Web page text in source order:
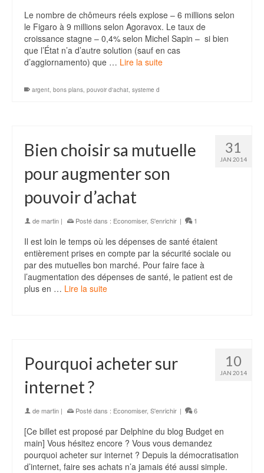
Le nombre de chômeurs réels explose – 6 millions selon
le Figaro à 9 millions selon Agoravox. Le taux de
croissance stagne – 0,4% selon Michel Sapin – si bien
que l’État n’a d’autre solution (sauf en cas
d’aggiornamento) que … Lire la suite
argent, bons plans, pouvoir d'achat, systeme d
31
JAN 2014
Bien choisir sa mutuelle
pour augmenter son
pouvoir d’achat
demartin | Posté dans : Economiser, S'enrichir | 1
Il est loin le temps où les dépenses de santé étaient
entièrement prises en compte par la sécurité sociale ou
par des mutuelles bon marché. Pour faire face à
l’augmentation des dépenses de santé, le patient est de
plus en … Lire la suite
10
JAN 2014
Pourquoi acheter sur
internet ?
demartin | Posté dans : Economiser, S'enrichir | 6
[Ce billet est proposé par Delphine du blog Budget en
main] Vous hésitez encore ? Vous vous demandez
pourquoi acheter sur internet ? Depuis la démocratisation
d’internet, faire ses achats n’a jamais été aussi simple.